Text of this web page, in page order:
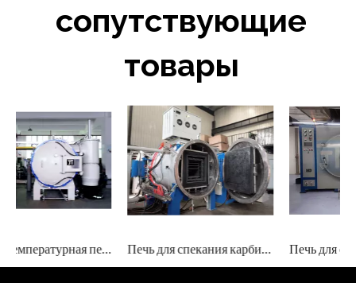
сопутствующие
товары
Печь для спекания карбида кремния Печь для спекания Si2O